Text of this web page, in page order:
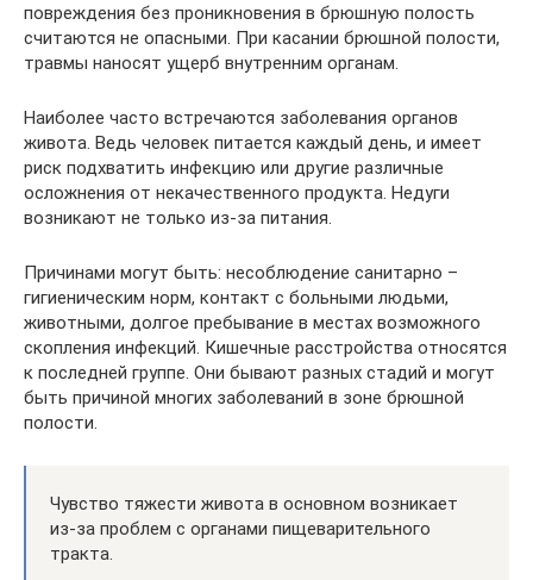
повреждения без проникновения в брюшную полость
считаются не опасными. При касании брюшной полости,
травмы наносят ущерб внутренним органам.
Наиболее часто встречаются заболевания органов
живота. Ведь человек питается каждый день, и имеет
риск подхватить инфекцию или другие различные
осложнения от некачественного продукта. Недуги
возникают не только из-за питания.
Причинами могут быть: несоблюдение санитарно –
гигиеническим норм, контакт с больными людьми,
животными, долгое пребывание в местах возможного
скопления инфекций. Кишечные расстройства относятся
к последней группе. Они бывают разных стадий и могут
быть причиной многих заболеваний в зоне брюшной
полости.
Чувство тяжести живота в основном возникает
из-за проблем с органами пищеварительного
тракта.